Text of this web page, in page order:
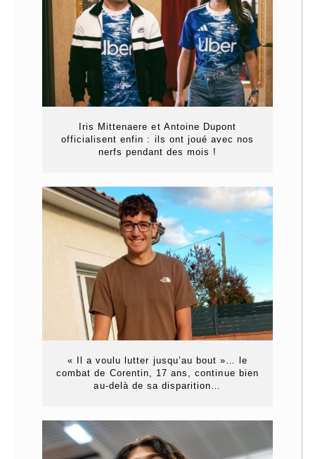
Iris Mittenaere et Antoine Dupont
officialisent enfin : ils ont joué avec nos
nerfs pendant des mois !
« Il a voulu lutter jusqu’au bout »… le
combat de Corentin, 17 ans, continue bien
au-delà de sa disparition…